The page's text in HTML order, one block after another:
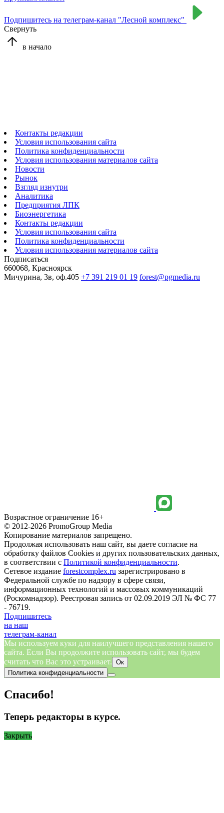
Подпишитесь на телеграм-канал "Лесной комплекс"
Свернуть
в начало
Контакты редакции
Условия использования сайта
Политика конфиденциальности
Условия использования материалов сайта
Новости
Рынок
Взгляд изнутри
Аналитика
Предприятия ЛПК
Биоэнергетика
Контакты редакции
Условия использования сайта
Политика конфиденциальности
Условия использования материалов сайта
Подписаться
660068, Красноярск
Мичурина, 3в, оф.405 +7 391 219 01 19 forest@pgmedia.ru
Возрастное ограничение 16+
© 2012-2026 PromoGroup Media
Копирование материалов запрещено.
Продолжая использовать наш сайт, вы даете согласие на
обработку файлов Cookies и других пользовательских данных,
в соответствии с Политикой конфиденциальности.
Сетевое издание forestcomplex.ru зарегистрировано в
Федеральной службе по надзору в сфере связи,
информационных технологий и массовых коммуникаций
(Роскомнадзор). Реестровая запись от 02.09.2019 ЭЛ № ФС 77
- 76719.
Подпишитесь
на наш
телеграм-канал
Мы используем куки для наилучшего представления нашего
сайта. Если Вы продолжите использовать сайт, мы будем
считать что Вас это устраивает. Ок
Политика конфиденциальности
Спасибо!
Теперь редакторы в курсе.
Закрыть